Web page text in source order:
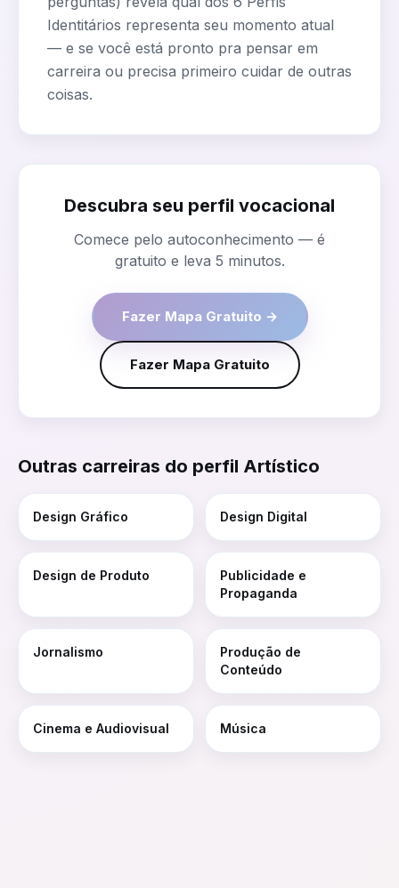
Identitários representa seu momento atual
— e se você está pronto pra pensar em
carreira ou precisa primeiro cuidar de outras
coisas.
Descubra seu perfil vocacional
Comece pelo autoconhecimento — é
gratuito e leva 5 minutos.
Fazer Mapa Gratuito →
Fazer Mapa Gratuito
Outras carreiras do perfil Artístico
Design Gráfico Design Digital
Design de Produto
Publicidade e
Propaganda
Jornalismo
Produção de
Conteúdo
Cinema e Audiovisual Música